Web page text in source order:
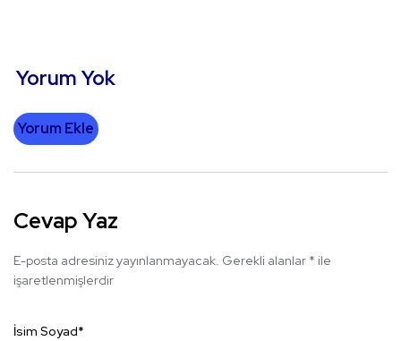
Yorum Yok
Yorum Ekle
Cevap Yaz
E-posta adresiniz yayınlanmayacak. Gerekli alanlar * ile
işaretlenmişlerdir
İsim Soyad*